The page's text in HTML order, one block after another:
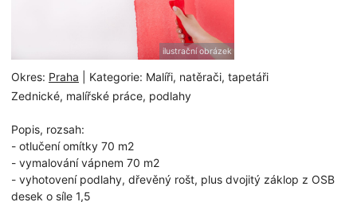
Okres: Praha | Kategorie: Malíři, natěrači, tapetáři
Zednické, malířské práce, podlahy
Popis, rozsah:
- otlučení omítky 70 m2
- vymalování vápnem 70 m2
- vyhotovení podlahy, dřevěný rošt, plus dvojitý záklop z OSB
desek o síle 1,5
ilustrační obrázek